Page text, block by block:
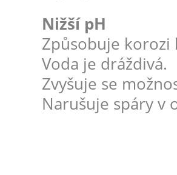
Nižší pH
Způsobuje korozi
Voda je dráždivá.
Zvyšuje se
Narušuje spáry v